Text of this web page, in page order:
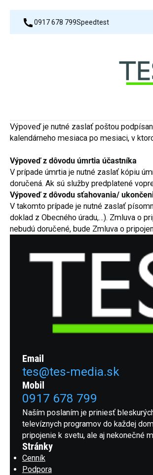
0917 678 799Speedtest
Výpoveď je nutné zaslať poštou
kalendárneho mesiaca po mesiaci, v
Výpoveď z dôvodu úmrtia účastníka
V prípade úmrtia je nutné zaslať kópiu
doručená. Ak sú služby predplatené
Výpoveď z dôvodu sťahovania/
V takomto prípade je nutné zaslať
doklad z Obecného úradu,…). Zmluva o
nebudú doručené, bude Zmluva o
Email
tes@tes-media.sk
Mobil
0917 678 799
Naším poslaním je priniesť
televíznych programov do každej
pripojenie k svetu, ale aj nekonečné
Stránky
Cenník
Podpora